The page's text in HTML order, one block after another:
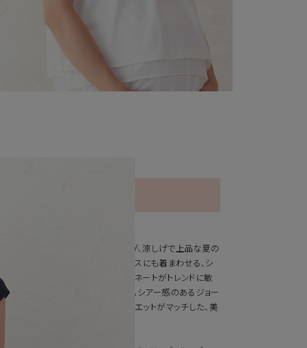
清潔感たっぷりのジョーゼット素材が、涼しげで上品な夏の
セットアップです。リゾートにもオフィスにも着まわせる、シ
ンプルかつスタイリッシュなコーディネートがトレンドに敏
感なママのおしゃれ心をくすぐる1枚。シアー感のあるジョー
ゼットと、ゆるっとリラックスしたシルエットがマッチした、美